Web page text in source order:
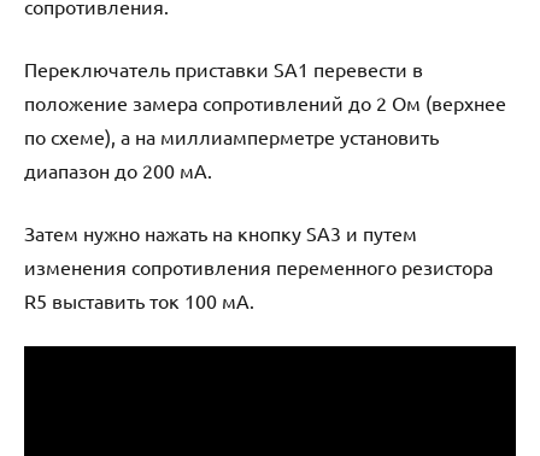
сопротивления.
Переключатель приставки SA1 перевести в
положение замера сопротивлений до 2 Ом (верхнее
по схеме), а на миллиамперметре установить
диапазон до 200 мА.
Затем нужно нажать на кнопку SA3 и путем
изменения сопротивления переменного резистора
R5 выставить ток 100 мА.